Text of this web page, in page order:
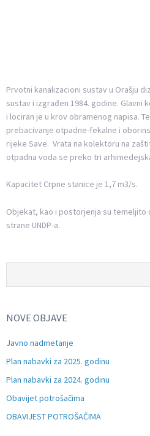
Prvotni kanalizacioni sustav u Orašju
sustav i izgrađen 1984. godine. Glavni
i lociran je u krov obramenog napisa.
prebacivanje otpadne-fekalne i
rijeke Save. Vrata na kolektoru na
otpadna voda se preko tri
Kapacitet Crpne stanice je 1,7 m3/s.
Objekat, kao i postorjenja su temeljito
strane UNDP-a.
NOVE OBJAVE
Javno nadmetanje
Plan nabavki za 2025. godinu
Plan nabavki za 2024. godinu
Obavijet potrošačima
OBAVIJEST POTROŠAČIMA